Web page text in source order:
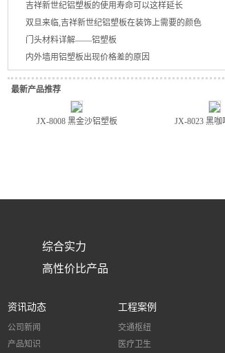
吉祥新世纪铝塑板的使用寿命可以这样延长
双旦来临,吉祥新世纪铝塑板在装饰上需要的颜色
门头材料详解——铝塑板
内外墙用铝塑板出现价格差的原因
最新产品推荐
JX-8008 黑金沙铝塑板 JX-8023 黑咖
综合实力
高性价比产品
资讯动态
公司新闻
产品知识
工程案例
交通枢纽
医疗卫生